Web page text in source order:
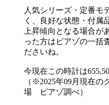
人気シリーズ・定番モ
く、良好な状態・付属
上昇傾向となる場合が
った方はピアゾの一括
ださいね。
今現在この時計は
（※2025年09月現在の
場 ピアゾ調べ）